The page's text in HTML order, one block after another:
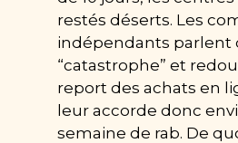
restés déserts. Les
indépendants parlent
“catastrophe” et
report des achats en
leur accorde donc
semaine de rab. De